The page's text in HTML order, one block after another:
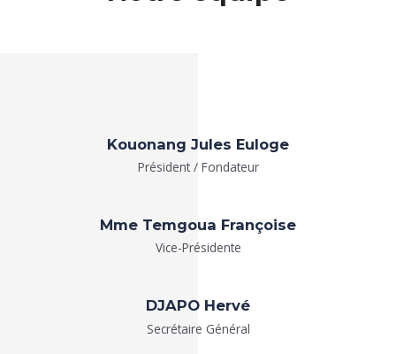
Kouonang Jules Euloge
Président / Fondateur
Mme Temgoua Françoise​
Vice-Présidente​
DJAPO Hervé
Secrétaire Général